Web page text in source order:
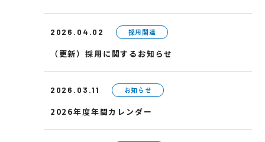
2026.04.02 採用関連
（更新）採用に関するお知らせ
2026.03.11 お知らせ
2026年度年間カレンダー